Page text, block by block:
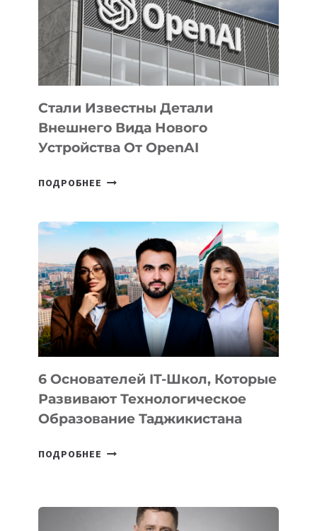
РАЗВИТИЮ
ЭКОСИСТЕМЫ
ИСКУССТВЕННОГО
ИНТЕЛЛЕКТА
Стали Известны Детали
Внешнего Вида Нового
Устройства От OpenAI
ПОДРОБНЕЕ СТАЛИ
ВНЕШНЕГО
ВИДА
НОВОГО
УСТРОЙСТВА
ОТ
OPENAI
6 Основателей IT-Школ, Которые
Развивают Технологическое
Образование Таджикистана
ПОДРОБНЕЕ
КОТОРЫЕ